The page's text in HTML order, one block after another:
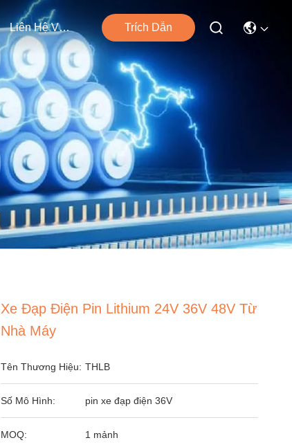
Liên Hệ Với Chúng Tôi Trích Dẫn
Xe Đạp Điện Pin Lithium 24V 36V 48V Từ
Nhà Máy
Tên Thương Hiệu: THLB
Số Mô Hình: pin xe đạp điện 36V
MOQ: 1 mảnh